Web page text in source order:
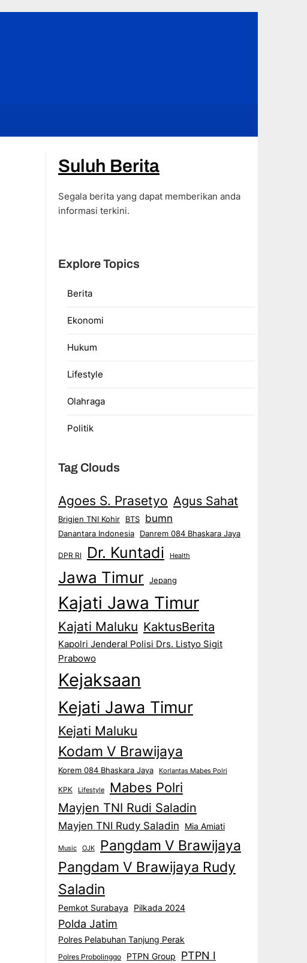
Suluh Berita
Segala berita yang dapat memberikan anda
informasi terkini.
Explore Topics
Berita
Ekonomi
Hukum
Lifestyle
Olahraga
Politik
Tag Clouds
Agoes S. Prasetyo Agus Sahat
Brigjen TNI Kohir BTS bumn
Danantara Indonesia Danrem 084 Bhaskara Jaya
DPR RI Dr. Kuntadi Health
Jawa Timur Jepang
Kajati Jawa Timur
Kajati Maluku KaktusBerita
Kapolri Jenderal Polisi Drs. Listyo Sigit
Prabowo
Kejaksaan
Kejati Jawa Timur
Kejati Maluku
Kodam V Brawijaya
Korem 084 Bhaskara Jaya Korlantas Mabes Polri
KPK Lifestyle Mabes Polri
Mayjen TNI Rudi Saladin
Mayjen TNI Rudy Saladin Mia Amiati
Music OJK Pangdam V Brawijaya
Pangdam V Brawijaya Rudy
Saladin
Pemkot Surabaya Pilkada 2024
Polda Jatim
Polres Pelabuhan Tanjung Perak
Polres Probolinggo PTPN Group PTPN I